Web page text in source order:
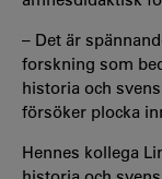
– Det är
forskning som
historia och
försöker plocka
Hennes kollega